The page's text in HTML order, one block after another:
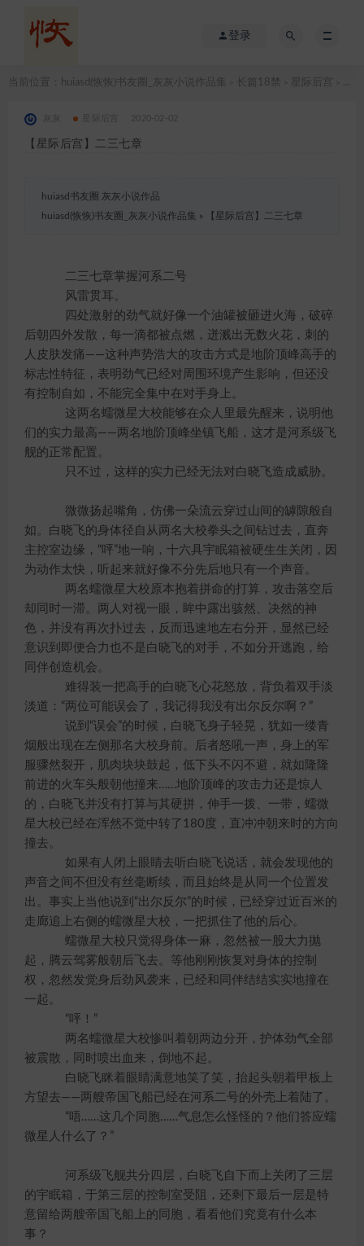
登录
当前位置： huiasd(恢恢)书友圈_灰灰小说作品集 长篇18禁 星际后宫
2020-02-02
【星际后宫】二三七章
huiasd书友圈 灰灰小说作品
huiasd(恢恢)书友圈_灰灰小说作品集 » 【星际后宫】二三七章
二三七章掌握河系二号
风雷贯耳。
四处激射的劲气就好像一个油罐被砸进火海，破碎
后朝四外发散，每一滴都被点燃，迸溅出无数火花，刺的
人皮肤发痛——这种声势浩大的攻击方式是地阶顶峰高手的
标志性特征，表明劲气已经对周围环境产生影响，但还没
有控制自如，不能完全集中在对手身上。
这两名蠕微星大校能够在众人里最先醒来，说明他
们的实力最高——两名地阶顶峰坐镇飞船，这才是河系级飞
舰的正常配置。
只不过，这样的实力已经无法对白晓飞造成威胁。
微微扬起嘴角，仿佛一朵流云穿过山间的罅隙般自
如。白晓飞的身体径自从两名大校拳头之间钻过去，直奔
主控室边缘，“呯”地一响，十六具宇眠箱被硬生生关闭，因
为动作太快，听起来就好像不分先后地只有一个声音。
两名蠕微星大校原本抱着拼命的打算，攻击落空后
却同时一滞。两人对视一眼，眸中露出骇然、决然的神
色，并没有再次扑过去，反而迅速地左右分开，显然已经
意识到即便合力也不是白晓飞的对手，不如分开逃跑，给
同伴创造机会。
难得装一把高手的白晓飞心花怒放，背负着双手淡
淡道：“两位可能误会了，我记得我没有出尔反尔啊？”
说到“误会”的时候，白晓飞身子轻晃，犹如一缕青
烟般出现在左侧那名大校身前。后者怒吼一声，身上的军
服骤然裂开，肌肉块块鼓起，低下头不闪不避，就如隆隆
前进的火车头般朝他撞来……地阶顶峰的攻击力还是惊人
的，白晓飞并没有打算与其硬拼，伸手一拨、一带，蠕微
星大校已经在浑然不觉中转了180度，直冲冲朝来时的方向
撞去。
如果有人闭上眼睛去听白晓飞说话，就会发现他的
声音之间不但没有丝毫断续，而且始终是从同一个位置发
出。事实上当他说到“出尔反尔”的时候，已经穿过近百米的
走廊追上右侧的蠕微星大校，一把抓住了他的后心。
蠕微星大校只觉得身体一麻，忽然被一股大力抛
起，腾云驾雾般朝后飞去。等他刚刚恢复对身体的控制
权，忽然发觉身后劲风袭来，已经和同伴结结实实地撞在
一起。
“呯！”
两名蠕微星大校惨叫着朝两边分开，护体劲气全部
被震散，同时喷出血来，倒地不起。
白晓飞眯着眼睛满意地笑了笑，抬起头朝着甲板上
方望去——两艘帝国飞船已经在河系二号的外壳上着陆了。
“唔……这几个同胞……气息怎么怪怪的？他们答应蠕
微星人什么了？”
河系级飞舰共分四层，白晓飞自下而上关闭了三层
的宇眠箱，于第三层的控制室受阻，还剩下最后一层是特
意留给两艘帝国飞船上的同胞，看看他们究竟有什么本
事？